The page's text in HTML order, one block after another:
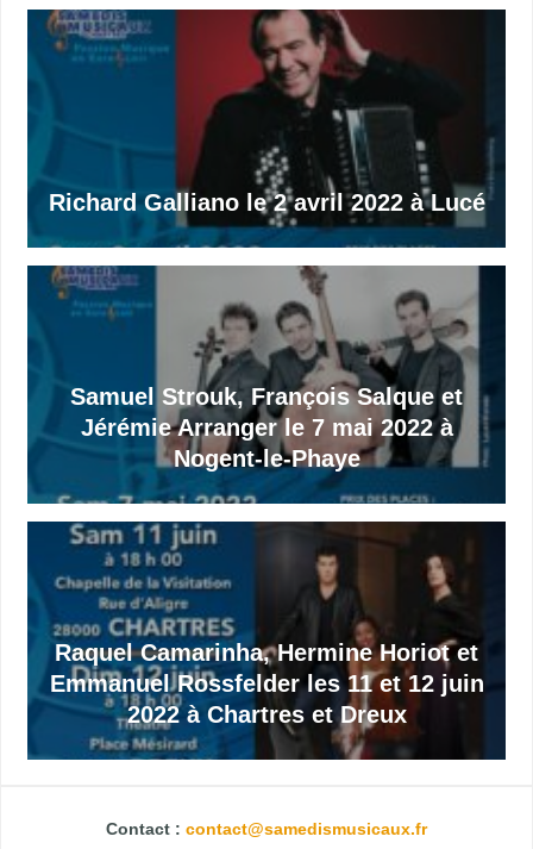
Richard Galliano le 2 avril 2022 à Lucé
Samuel Strouk, François Salque et
Jérémie Arranger le 7 mai 2022 à
Nogent-le-Phaye
Raquel Camarinha, Hermine Horiot et
Emmanuel Rossfelder les 11 et 12 juin
2022 à Chartres et Dreux
Contact : contact@samedismusicaux.fr